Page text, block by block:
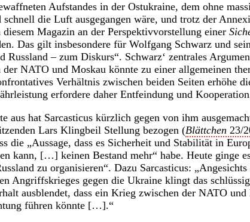
Aufstandes in der Ostukraine, dem ohne
schnell die Luft ausgegangen wäre, und trotz der
Magazin an der Perspektivvorstellung einer
Das gilt insbesondere für Wolfgang Schwarz und
Russland – zum Diskurs“. Schwarz‘ zentrales
der NATO und Moskau könnte zu einer allgemeinen
Verhältnis zwischen beiden Seiten erhöhe
erfordere daher Entfeindung und
aus hat Sarcasticus kürzlich gegen von ihm
Lars Klingbeil Stellung bezogen (Blättchen 23/
die „Aussage, dass es Sicherheit und Stabilität in
kann, […] keinen Bestand mehr“ habe. Heute ginge
zu organisieren“. Dazu Sarcasticus: „Angesichts
Angriffskrieges gegen die Ukraine klingt das
ausblendet, dass ein Krieg zwischen der NATO und
führen könnte […].“